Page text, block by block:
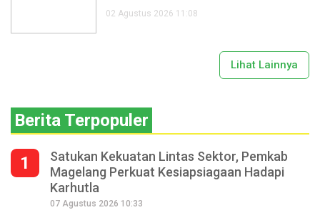
02 Agustus 2026 11:08
Lihat Lainnya
Berita Terpopuler
1
Satukan Kekuatan Lintas Sektor, Pemkab
Magelang Perkuat Kesiapsiagaan Hadapi
Karhutla
07 Agustus 2026 10:33